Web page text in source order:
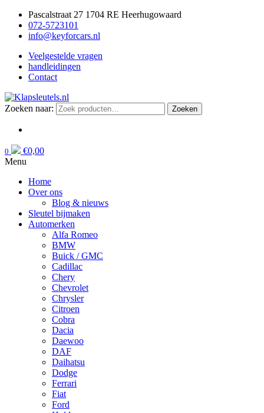
Pascalstraat 27 1704 RE Heerhugowaard
072-5723101
info@keyforcars.nl
Veelgestelde vragen
handleidingen
Contact
Zoeken naar: Zoeken
0 €0,00
Menu
Home
Over ons
Blog & nieuws
Sleutel bijmaken
Automerken
Alfa Romeo
BMW
Buick / GMC
Cadillac
Chery
Chevrolet
Chrysler
Citroen
Cobra
Dacia
Daewoo
DAF
Daihatsu
Dodge
Ferrari
Fiat
Ford